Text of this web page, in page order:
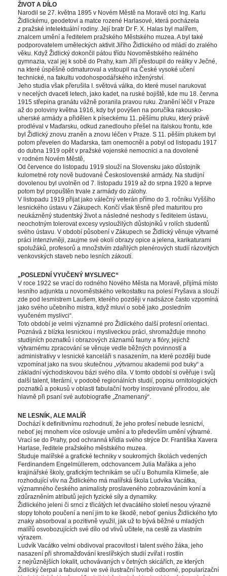
ŽIVOT A DÍLO
Narodil se 27. května 1895 v Novém Městě na Moravě otci Ing. Karlu
Židlickému, geodetovi a matce rozené Harlasové, která pocházela
z pražské intelektuální rodiny. Její bratr Dr F. X. Halas byl malířem,
znalcem umění a ředitelem pražského Městského muzea. A byl také
podporovatelem uměleckých aktivit Jiřího Židlického od mládí do zralého
věku. Když Židlický dokončil pátou třídu Novoměstského reálného
gymnazia, vzal jej k sobě do Prahy, kam Jiří přestoupil do reálky v Ječné,
na které úspěšně odmaturoval a vstoupil na České vysoké učení
technické, na fakultu vodohospodářského inženýrství.
Jeho studia však přerušila I. světová válka, do které musel narukovat
v necelých dvaceti letech, jako kadet, na ruské bojiště, kde mu 18. června
1915 střepina granátu vážně poranila pravou ruku. Zranění léčil v Praze
až do poloviny května 1916, kdy byl povýšen na poručíka rakousko-
uherské armády a přidělen k píseckému 11. pěšímu pluku, který právě
prodléval v Maďarsku, odkud zanedlouho přešel na italskou frontu, kde
byl Židlický znovu zraněn a znovu léčen v Praze. S 11. pěším plukem byl
potom převelen do Maďarska, tam onemocněl a pobyl od listopadu 1917
do dubna 1919 opět v pražské vojenské nemocnici a na dovolené
v rodném Novém Městě,
Od července do listopadu 1919 slouží na Slovensku jako důstojník
kulometné roty nově budované Československé armády. Na studijní
dovolenou byl uvolněn od 7. listopadu 1919 až do srpna 1920 a teprve
potom byl propuštěn trvale z armády do zálohy.
V listopadu 1919 přijat jako válečný veterán přímo do 3. ročníku Vyššího
lesnického ústavu v Zákupech. Končí však těsně před maturitou pro
neukázněný studentský život a následné neshody s ředitelem ústavu,
neochotným tolerovat excesy vysloužilých důstojníků v rolích studentů
vého ústavu. V období působení v Zákupech se Židlický věnuje výtvarné
práci intenzivněji, zaujme své okolí obrazy opice a jelena, karikaturami
polužáků, profesorů a množstvím zdařilých plenérových studií rázovitých
venkovských staveb nebo lesních zákoutí.
„POSLEDNÍ VYUČENÝ MYSLIVEC“
V roce 1922 se vrací do rodného Nového Města na Moravě, přijímá místo
lesního adjunkta u novoměstského velkostatku na polesí Fryšava a slouží
zde pod lesmistrem Laušem, kterého později v nadsázce často vzpomíná
jako svého učebního mistra, když mluví o sobě jako „posledním
vyučeném myslivci“.
Toto období je velmi významné pro Židlického další profesní orientaci.
Poznává z blízka lesnickou i mysliveckou práci, shromažďuje mnoho
tudijních poznatků i obrazových záznamů fauny a flóry, jejichž
výtvarnému zpracování se věnuje vedle běžných povinností a
administrativy v lesnické kanceláři s nasazením, na které později bude
vzpomínat jako na svou skutečnou „výtvarnou akademii pod buky“ a
základní východiskovou bázi svého díla. V tomto období si ověřuje i svůj
další talent, literární, v podobě regionálních studií, popisu ornitologických
poznatků a pokusů v oblasti fabulační tvorby inspirované přírodou, ale
hlavně při psaní své autobiografie „Znamenaný“.
NE LESNÍK, ALE MALÍŘ
Dochází k definitivnímu rozhodnutí, že jeho profesí nebude lesnictví,
neboť jej mnohem více oslovuje umění a to především umění výtvarné.
Vrací se do Prahy, pod ochranná křídla svého strýce Dr. Františka Xavera
Harlase, ředitele pražského městského muzea.
Studuje malířské a grafické techniky v soukromých školách vedených
Ferdinandem Engelmüllerem, odchovancem Julia Mařáka a jeho
krajinářské školy, grafickým technikám se učí u Bohumila Klimeše, ale
rozhodující vliv na Židlického má malířská škola Ludvíka Vacátka,
významného českého animalisty proslaveného zobrazováním koní a
zdůrazněním atributů jejich fyzické síly a dynamiky.
Židlického jeleni či srnci z třicátých let dvacátého století nesou výrazné
topy tohoto poučení a není jim to ke škodě, neboť genius Židlického tyto
znaky absorboval a pozitivně využil, jak už to bývá běžné u mladých
malířů osvobozujících své dílo od vlivů učitele, na cestě za vlastním
výrazem.
Ludvík Vacátko velmi obdivoval pracovitost i talent svého žáka, jeho
nasazení při shromažďování kreslířských studií zvířat i rostlin
z nejrůznějších lokalit, uchovávaných v četných skicářích, ze kterých
Židlický čerpal a fabuloval ve své ilustrační tvorbě odborné, popularizační